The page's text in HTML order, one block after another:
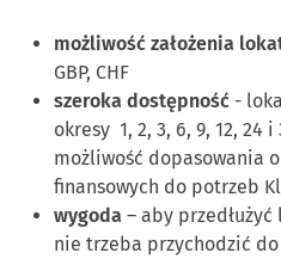
możliwość założenia
GBP, CHF
szeroka dostępność -
okresy 1, 2, 3, 6, 9, 12, 24
możliwość dopasowania
finansowych do potrzeb
wygoda – aby
nie trzeba przychodzić